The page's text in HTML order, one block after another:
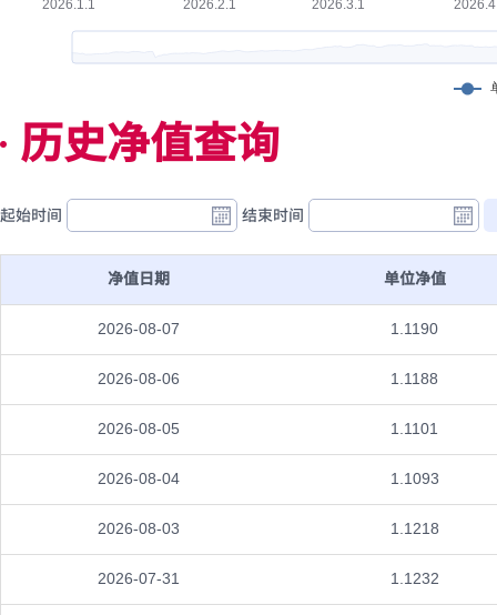
历史净值查询
起始时间 结束时间
净值日期 单位净值
2026-08-07 1.1190
2026-08-06 1.1188
2026-08-05 1.1101
2026-08-04 1.1093
2026-08-03 1.1218
2026-07-31 1.1232